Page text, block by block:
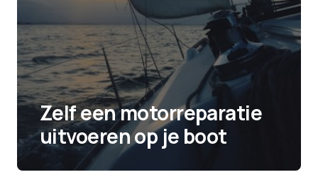
Zelf een motorreparatie
uitvoeren op je boot